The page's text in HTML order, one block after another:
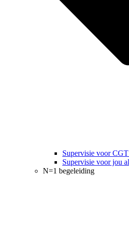
Supervisie voor
Supervisie voor jou
N=1 begeleiding